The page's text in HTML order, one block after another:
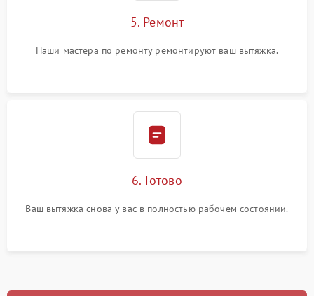
5. Ремонт
Наши мастера по ремонту ремонтируют ваш вытяжка.
6. Готово
Ваш вытяжка снова у вас в полностью рабочем состоянии.